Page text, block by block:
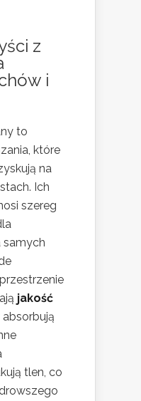
z
i
to
które
na
Ich
szereg
samych
jakość
absorbują
tlen, co